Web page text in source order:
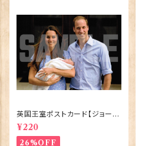
英国王室ポストカード【ジョージ
王子ご誕生】Pageantry Post
card 90183-JEF100
¥220
26%OFF